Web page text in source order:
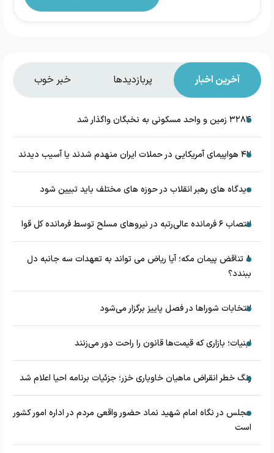
آخرین اخبار پربازدیدها خبر خوب
۳۲۸۴ زمین و واحد مسکونی به نخبگان واگذار شد
۴۲ هواپیمای آمریکایی در حملات ایران منهدم شدند یا آسیب دیدند
دیدگاه های رهبر انقلاب در حوزه های مختلف باید تبیین شود
انتصاب ۶ فرمانده عالی‌رتبه در نیروهای مسلح توسط فرمانده کل قوا
۸ تناقض‌ پیمان مکه؛ آیا ریاض می تواند به تعهدات سه جانبه دل
ببندد؟
انتخابات شوراها در فصل پاییز برگزار می‌شود
لبنیات؛ بازاری که قیمت‌ها قانون را راحت دور می‌زنند
زنگ خطر انقراض ماهیان خاویاری خزر؛ جزئیات برنامه احیا اعلام شد
مجلس در نگاه امام شهید نماد حضور واقعی مردم در اداره امور کشور
است